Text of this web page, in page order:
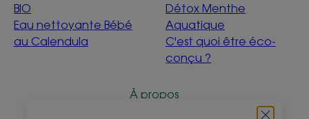
BIO
Eau nettoyante Bébé
au Calendula
Détox Menthe
Aquatique
C'est quoi être éco-
conçu ?
À propos